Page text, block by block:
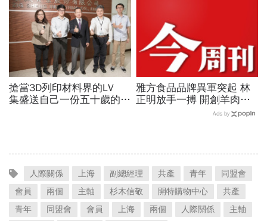
搶當3D列印材料界的LV
集盛送自己一份五十歲的生
雅方食品品牌異軍突起 林
正明放手一搏 開創羊肉爐
Ads by
人際關係 上海 副總經理 共產 青年
同盟會
會員
兩個 主軸 杉木信敬 開特購物中心
共產
青年
同盟會 會員 上海 兩個 人際關係
主軸